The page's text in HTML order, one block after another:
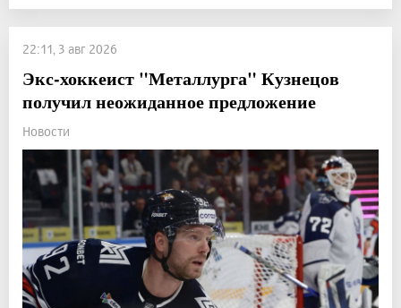
22:11, 3 авг 2026
Экс-хоккеист "Металлурга" Кузнецов
получил неожиданное предложение
Новости